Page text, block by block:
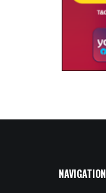
NAVIGATION